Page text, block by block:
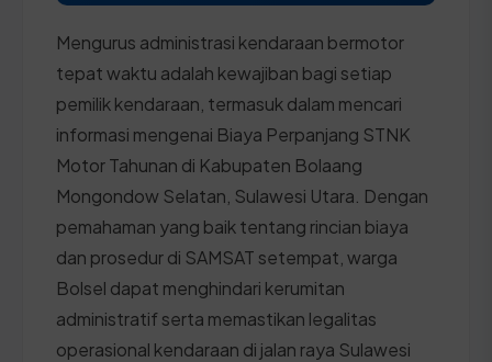
Mengurus administrasi kendaraan bermotor
tepat waktu adalah kewajiban bagi setiap
pemilik kendaraan, termasuk dalam mencari
informasi mengenai Biaya Perpanjang STNK
Motor Tahunan di Kabupaten Bolaang
Mongondow Selatan, Sulawesi Utara. Dengan
pemahaman yang baik tentang rincian biaya
dan prosedur di SAMSAT setempat, warga
Bolsel dapat menghindari kerumitan
administratif serta memastikan legalitas
operasional kendaraan di jalan raya Sulawesi